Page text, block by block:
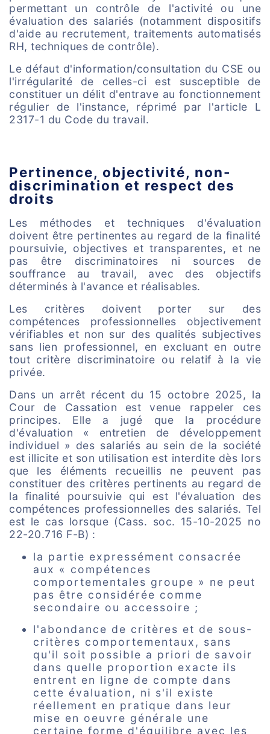
permettant un contrôle de l'activité ou une
évaluation des salariés (notamment dispositifs
d'aide au recrutement, traitements automatisés
RH, techniques de contrôle).
Le défaut d'information/consultation du CSE ou
l'irrégularité de celles-ci est susceptible de
constituer un délit d'entrave au fonctionnement
régulier de l'instance, réprimé par l'article L
2317-1 du Code du travail.
Pertinence, objectivité, non-
discrimination et respect des
droits
Les méthodes et techniques d'évaluation
doivent être pertinentes au regard de la finalité
poursuivie, objectives et transparentes, et ne
pas être discriminatoires ni sources de
souffrance au travail, avec des objectifs
déterminés à l'avance et réalisables.
Les critères doivent porter sur des
compétences professionnelles objectivement
vérifiables et non sur des qualités subjectives
sans lien professionnel, en excluant en outre
tout critère discriminatoire ou relatif à la vie
privée.
Dans un arrêt récent du 15 octobre 2025, la
Cour de Cassation est venue rappeler ces
principes. Elle a jugé que la procédure
d'évaluation « entretien de développement
individuel » des salariés au sein de la société
est illicite et son utilisation est interdite dès lors
que les éléments recueillis ne peuvent pas
constituer des critères pertinents au regard de
la finalité poursuivie qui est l'évaluation des
compétences professionnelles des salariés. Tel
est le cas lorsque (Cass. soc. 15-10-2025 no
22-20.716 F-B) :
la partie expressément consacrée
aux « compétences
comportementales groupe » ne peut
pas être considérée comme
secondaire ou accessoire ;
l'abondance de critères et de sous-
critères comportementaux, sans
qu'il soit possible a priori de savoir
dans quelle proportion exacte ils
entrent en ligne de compte dans
cette évaluation, ni s'il existe
réellement en pratique dans leur
mise en oeuvre générale une
certaine forme d'équilibre avec les